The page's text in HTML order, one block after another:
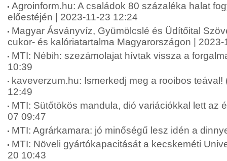
Agroinform.hu: A családok 80 százaléka halat
előestéjén | 2023-11-23 12:24
Magyar Ásványvíz, Gyümölcslé és Üdítőital
cukor- és kalóriatartalma Magyarországon | 2023-
MTI: Nébih: szezámolajat hívtak vissza a
10:39
kaveverzum.hu: Ismerkedj meg a rooibos teával!
12:49
MTI: Sütőtökös mandula, dió variációkkal lett az
07 09:47
MTI: Agrárkamara: jó minőségű lesz idén a
MTI: Növeli gyártókapacitását a kecskeméti
20 10:43